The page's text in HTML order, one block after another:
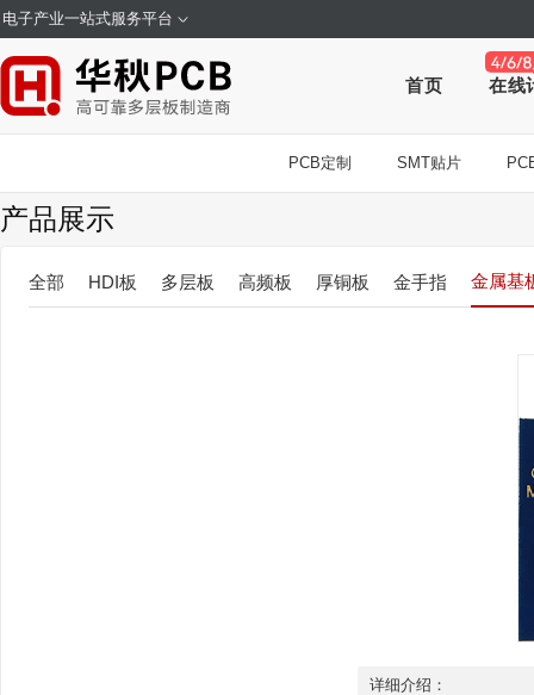
电子产业一站式服务平台
首页 在线
PCB定制 SMT贴片
产品展示
全部 HDI板 多层板 高频板 厚铜板 金手指 金属基
详细介绍：